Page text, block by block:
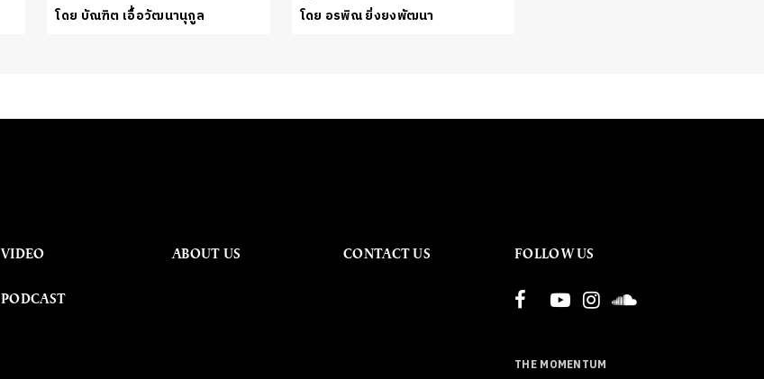
โดย บัณฑิต เอื้อวัฒนานุกูล โดย อรพิณ ยิ่งยงพัฒนา
VIDEO
PODCAST
ABOUT US CONTACT US FOLLOW US
THE MOMENTUM